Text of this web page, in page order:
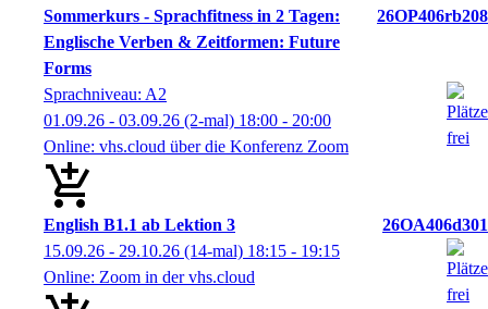
Sommerkurs - Sprachfitness in 2 Tagen:
Englische Verben & Zeitformen: Future
Forms
26OP406rb208
Sprachniveau: A2
01.09.26 - 03.09.26 (2-mal) 18:00 - 20:00
Online: vhs.cloud über die Konferenz Zoom
English B1.1 ab Lektion 3
26OA406d301
15.09.26 - 29.10.26 (14-mal) 18:15 - 19:15
Online: Zoom in der vhs.cloud